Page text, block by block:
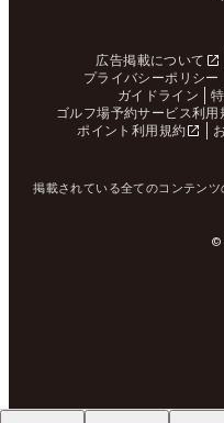
広告掲載について
プライバシーポリシー
ガイドライン
ゴルフ場予約サービス利用
ポイント利用規約
掲載されている全てのコンテン
©